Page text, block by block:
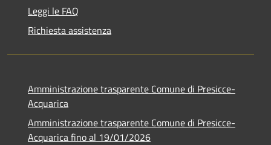
Leggi le FAQ
Richiesta assistenza
Amministrazione trasparente Comune di Presicce-
Acquarica
Amministrazione trasparente Comune di Presicce-
Acquarica fino al 19/01/2026